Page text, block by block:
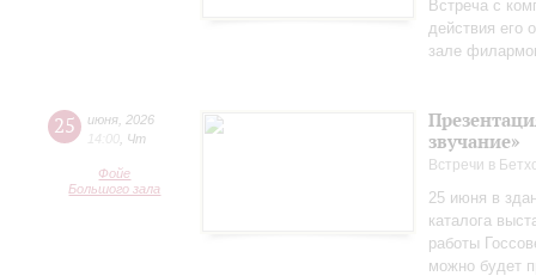
Встреча с
действия его
зале
25 июня 2026
14:00 Чт
Фойе
Большого зала
звучание»
Встречи в
25 июня в
каталога
работы
можно будет